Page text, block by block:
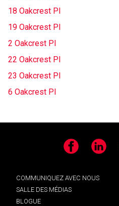
18 Oakcrest Pl
19 Oakcrest Pl
2 Oakcrest Pl
22 Oakcrest Pl
23 Oakcrest Pl
6 Oakcrest Pl
Facebook LinkedIn
COMMUNIQUEZ AVEC NOUS
SALLE DES MÉDIAS
BLOGUE